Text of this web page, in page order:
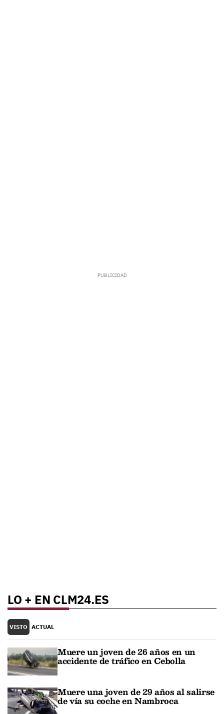
LO + EN CLM24.ES
VISTO ACTUAL
Muere un joven de 26 años en un
accidente de tráfico en Cebolla
Muere una joven de 29 años al salirse
de vía su coche en Nambroca